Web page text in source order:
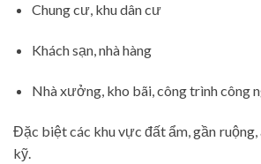
Chung cư, khu dân cư
Khách sạn, nhà hàng
Nhà xưởng, kho bãi, công trình công
Đặc biệt các khu vực đất ẩm, gần ruộng,
kỹ.